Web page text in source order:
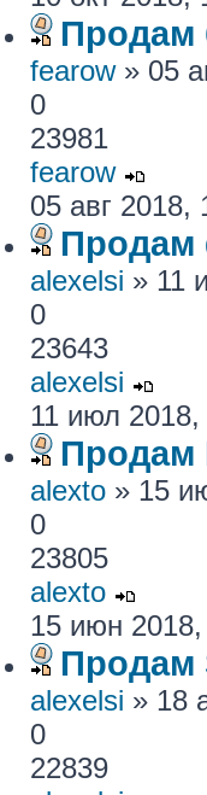
Продам
fearow» 05
0
23981
fearow
05 авг 2018,
Продам
alexelsi » 11
0
23643
alexelsi
11 июл 2018,
Продам
alexto » 15
0
23805
alexto
15 июн
Продам
alexelsi » 18
0
22839